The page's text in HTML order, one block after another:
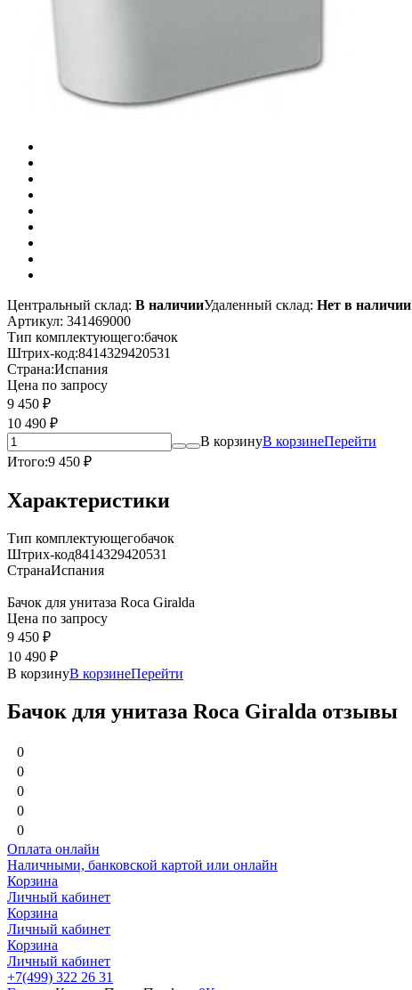
Центральный склад: В наличииУдаленный склад: Нет в наличии
Артикул: 341469000
Тип комплектующего:бачок
Штрих-код:8414329420531
Страна:Испания
Цена по запросу
9 450 ₽
10 490 ₽
В корзинуВ корзинеПерейти
Итого:9 450 ₽
Характеристики
Тип комплектующегобачок
Штрих-код8414329420531
СтранаИспания
Бачок для унитаза Roca Giralda
Цена по запросу
9 450 ₽
10 490 ₽
В корзинуВ корзинеПерейти
Бачок для унитаза Roca Giralda отзывы
0
0
0
0
0
Оплата онлайн
Наличными, банковской картой или онлайн
Корзина
Личный кабинет
Корзина
Личный кабинет
Корзина
Личный кабинет
+7(499) 322 26 31